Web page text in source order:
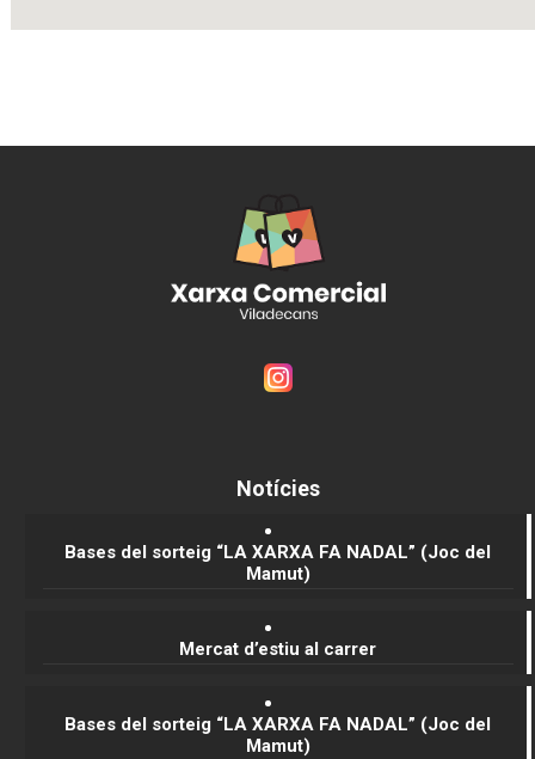
Notícies
Bases del sorteig “LA XARXA FA NADAL” (Joc del
Mamut)
Mercat d’estiu al carrer
Bases del sorteig “LA XARXA FA NADAL” (Joc del
Mamut)